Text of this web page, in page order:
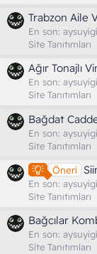
Trabzon Aile
En son:
Site Tanıtımları
Ağır Tonajlı
En son:
Site Tanıtımları
Bağdat
En son:
Site Tanıtımları
Öneri
En son:
Site Tanıtımları
Bağcılar
En son:
Site Tanıtımları